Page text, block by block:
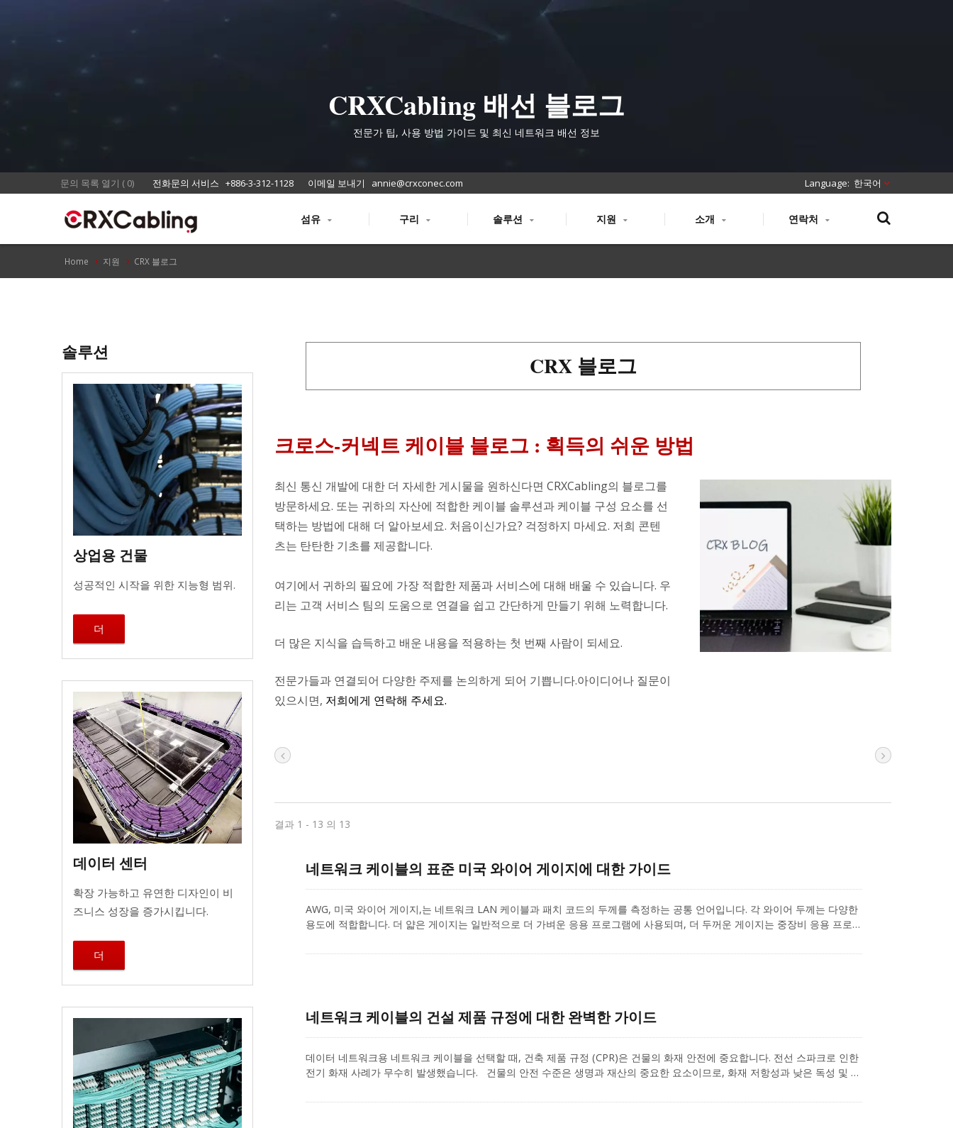
CRXCabling 배선 블로그
전문가 팁, 사용 방법 가이드 및 최신 네트워크 배선 정보
문의 목록 열기 ( 0) 전화문의 서비스 +886-3-312-1128 이메일 보내기 annie@crxconec.com 한국어
섬유 구리 솔루션 지원 소개 연락처
Home 지원 CRX 블로그
솔루션
상업용 건물
성공적인 시작을 위한 지능형 범위.
더
데이터 센터
확장 가능하고 유연한 디자인이 비
즈니스 성장을 증가시킵니다.
더
CRX 블로그
크로스-커넥트 케이블 블로그 : 획득의 쉬운 방법
최신 통신 개발에 대한 더 자세한 게시물을 원하신다면 CRXCabling의 블로그를
방문하세요. 또는 귀하의 자산에 적합한 케이블 솔루션과 케이블 구성 요소를 선
택하는 방법에 대해 더 알아보세요. 처음이신가요? 걱정하지 마세요. 저희 콘텐
츠는 탄탄한 기초를 제공합니다.
여기에서 귀하의 필요에 가장 적합한 제품과 서비스에 대해 배울 수 있습니다. 우
리는 고객 서비스 팀의 도움으로 연결을 쉽고 간단하게 만들기 위해 노력합니다.
더 많은 지식을 습득하고 배운 내용을 적용하는 첫 번째 사람이 되세요.
전문가들과 연결되어 다양한 주제를 논의하게 되어 기쁩니다.아이디어나 질문이
있으시면, 저희에게 연락해 주세요.
결과 1 - 13 의 13
네트워크 케이블의 표준 미국 와이어 게이지에 대한 가이드
AWG, 미국 와이어 게이지,는 네트워크 LAN 케이블과 패치 코드의 두께를 측정하는 공통 언어입니다. 각 와이어 두께는 다양한
용도에 적합합니다. 더 얇은 게이지는 일반적으로 더 가벼운 응용 프로그램에 사용되며, 더 두꺼운 게이지는 중장비 응용 프로그
어를 측정했으며, 현재는 가닥 와이어를 측정하는 데에도 사용됩니다. 다음 가이드에서는 AWG가 무엇인지, 왜 중요한 고려 사
네트워크 케이블의 건설 제품 규정에 대한 완벽한 가이드
데이터 네트워크용 네트워크 케이블을 선택할 때, 건축 제품 규정 (CPR)은 건물의 화재 안전에 중요합니다. 전선 스파크로 인한
전기 화재 사례가 무수히 발생했습니다. 건물의 안전 수준은 생명과 재산의 중요한 요소이므로, 화재 저항성과 낮은 독성 및 저
CPR과 그 새로운 제품 분류 시스템은 LAN 케이블 성능 향상과 안전 수준 개선을 위한 추가 요구 사항을 나타냅니다. 그렇다면